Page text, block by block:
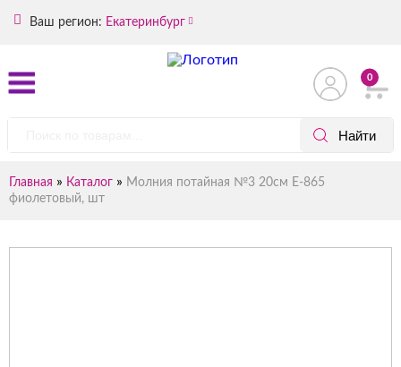
Ваш регион: Екатеринбург
0
Главная » Каталог » Молния потайная №3 20см Е-865
фиолетовый, шт